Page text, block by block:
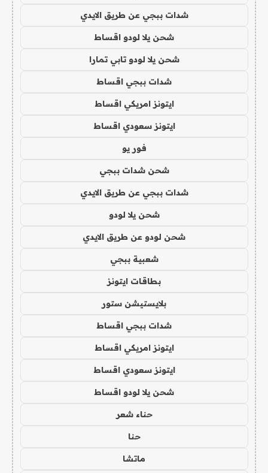
شدات ببجي عن طريق الايدي
شحن يلا لودو اقساط
شحن يلا لودو تابي تمارا
شدات ببجي اقساط
ايتونز امريكي اقساط
ايتونز سعودي اقساط
فور يو
شحن شدات ببجي
شدات ببجي عن طريق الايدي
شحن يلا لودو
شحن لودو عن طريق الايدي
شعبية ببجي
بطاقات ايتونز
بلايستيشن ستور
شدات ببجي اقساط
ايتونز امريكي اقساط
ايتونز سعودي اقساط
شحن يلا لودو اقساط
حناء شعر
حنا
ماتشا